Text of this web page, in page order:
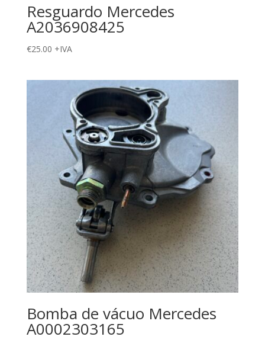
Resguardo Mercedes
A2036908425
€25.00 +IVA
Bomba de vácuo Mercedes
A0002303165